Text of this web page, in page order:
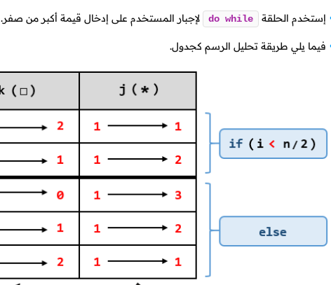
إستخدم الحلقة do while لإجبار المستخدم على إدخال قيمة أكبر من صفر.
فيما يلي طريقة تحليل الرسم كجدول.